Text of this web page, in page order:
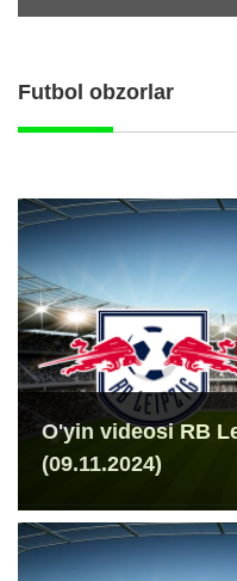
Futbol obzorlar
O'yin videosi RB
(09.11.2024)